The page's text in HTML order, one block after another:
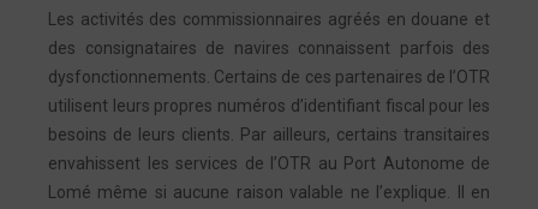
Les activités des commissionnaires agréés en douane et
des consignataires de navires connaissent parfois des
dysfonctionnements. Certains de ces partenaires de l’OTR
utilisent leurs propres numéros d’identifiant fiscal pour les
besoins de leurs clients. Par ailleurs, certains transitaires
envahissent les services de l’OTR au Port Autonome de
Lomé même si aucune raison valable ne l’explique. Il en